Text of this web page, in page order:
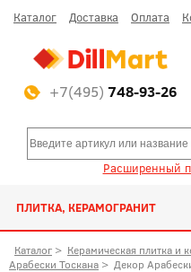
Каталог Доставка Оплата
+7(495) 748-93-26
Расширенный
ПЛИТКА, КЕРАМОГРАНИТ
Каталог > Керамическая плитка и
Арабески Тоскана > Декор